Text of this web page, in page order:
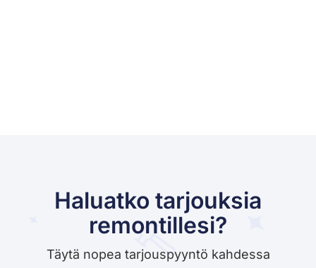
Haluatko tarjouksia
remontillesi?
Täytä nopea tarjouspyyntö kahdessa